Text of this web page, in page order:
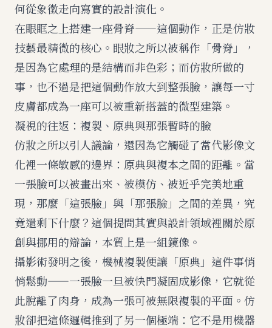
何從象徵走向寫實的設計演化。
在眼眶之上搭建一座骨脊——這個動作，正是仿妝
技藝最精微的核心。眼妝之所以被稱作「骨脊」，
是因為它處理的是結構而非色彩；而仿妝所做的
事，也不過是把這個動作放大到整張臉，讓每一寸
皮膚都成為一座可以被重新搭蓋的微型建築。
凝視的往返：複製、原典與那張暫時的臉
仿妝之所以引人議論，還因為它觸碰了當代影像文
化裡一條敏感的邊界：原典與複本之間的距離。當
一張臉可以被畫出來、被模仿、被近乎完美地重
現，那麼「這張臉」與「那張臉」之間的差異，究
竟還剩下什麼？這個提問其實與設計領域裡關於原
創與挪用的辯論，本質上是一組鏡像。
攝影術發明之後，機械複製便讓「原典」這件事悄
悄鬆動——一張臉一旦被快門凝固成影像，它就從
此脫離了肉身，成為一張可被無限複製的平面。仿
妝卻把這條邏輯推到了另一個極端：它不是用機器